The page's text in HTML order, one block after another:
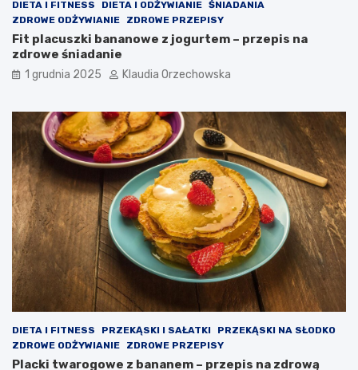
DIETA I FITNESS DIETA I ODŻYWIANIE ŚNIADANIA
ZDROWE ODŻYWIANIE
ZDROWE PRZEPISY
Fit placuszki bananowe z jogurtem – przepis na
zdrowe śniadanie
1 grudnia 2025 Klaudia Orzechowska
DIETA I FITNESS PRZEKĄSKI I SAŁATKI
PRZEKĄSKI NA SŁODKO
ZDROWE ODŻYWIANIE
ZDROWE PRZEPISY
Placki twarogowe z bananem – przepis na zdrową